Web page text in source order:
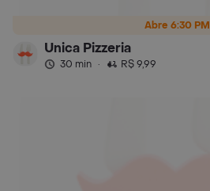
Abre 6:30 PM
Unica Pizzeria
30 min · R$ 9,99